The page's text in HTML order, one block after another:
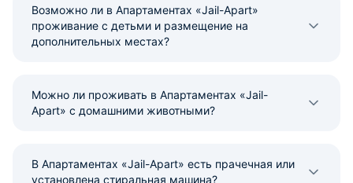
Возможно ли в Апартаментах «Jail-Apart»
проживание с детьми и размещение на
дополнительных местах?
Можно ли проживать в Апартаментах «Jail-
Apart» с домашними животными?
В Апартаментах «Jail-Apart» есть прачечная или
установлена стиральная машина?